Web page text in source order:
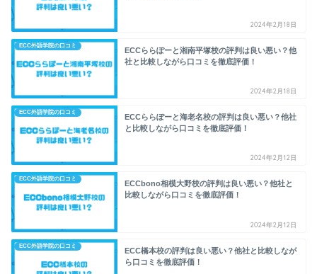
2024年2月18日
ECC外語学院の口コミ
ECCららぽーと湘南平塚校の評判は良い悪い？他
社と比較しながら口コミを徹底評価！
2024年2月18日
ECC外語学院の口コミ
ECCららぽーと海老名校の評判は良い悪い？他社
と比較しながら口コミを徹底評価！
2024年2月12日
ECC外語学院の口コミ
ECCbono相模大野校の評判は良い悪い？他社と
比較しながら口コミを徹底評価！
2024年2月12日
ECC外語学院の口コミ
ECC橋本校の評判は良い悪い？他社と比較しなが
ら口コミを徹底評価！